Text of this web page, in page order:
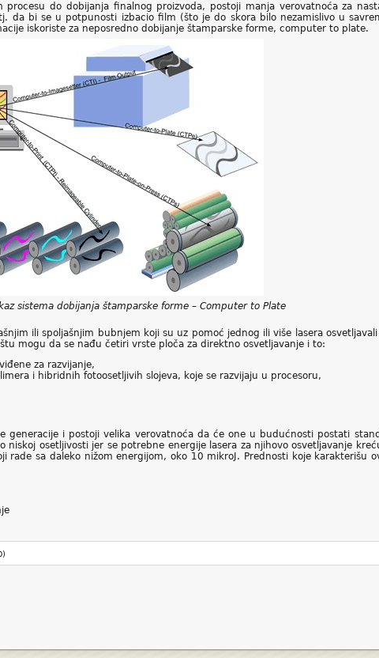
do dobijanja finalnog proizvoda, postoji manja verovatnoća za
da bi se u potpunosti izbacio film (što je do skora bilo nezamislivo u
iskoriste za neposredno dobijanje štamparske forme, computer to plate.
sistema dobijanja štamparske forme – Computer to Plate
ili spoljašnjim bubnjem koji su uz pomoć jednog ili više lasera
mogu da se nađu četiri vrste ploča za direktno osvetljavanje i to:
za razvijanje,
i hibridnih fotoosetljivih slojeva, koje se razvijaju u procesoru,
generacije i postoji velika verovatnoća da će one u budućnosti postati
osetljivosti jer se potrebne energije lasera za njihovo osvetljavanje
rade sa daleko nižom energijom, oko 10 mikroJ. Prednosti koje karakterišu